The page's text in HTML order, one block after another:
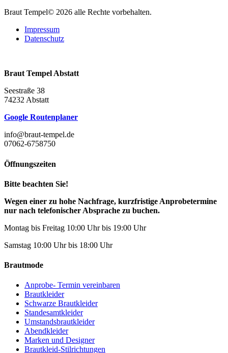
Braut Tempel© 2026 alle Rechte vorbehalten.
Impressum
Datenschutz
Braut Tempel Abstatt
Seestraße 38
74232 Abstatt
Google Routenplaner
info@braut-tempel.de
07062-6758750
Öffnungszeiten
Bitte beachten Sie!
Wegen einer zu hohe Nachfrage, kurzfristige Anprobetermine
nur nach telefonischer Absprache zu buchen.
Montag bis Freitag 10:00 Uhr bis 19:00 Uhr
Samstag 10:00 Uhr bis 18:00 Uhr
Brautmode
Anprobe- Termin vereinbaren
Brautkleider
Schwarze Brautkleider
Standesamtkleider
Umstandsbrautkleider
Abendkleider
Marken und Designer
Brautkleid-Stilrichtungen